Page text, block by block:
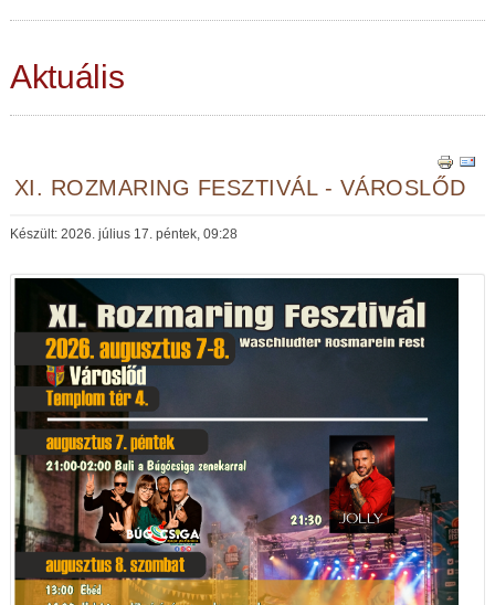
Aktuális
XI. ROZMARING FESZTIVÁL - VÁROSLŐD
Készült: 2026. július 17. péntek, 09:28